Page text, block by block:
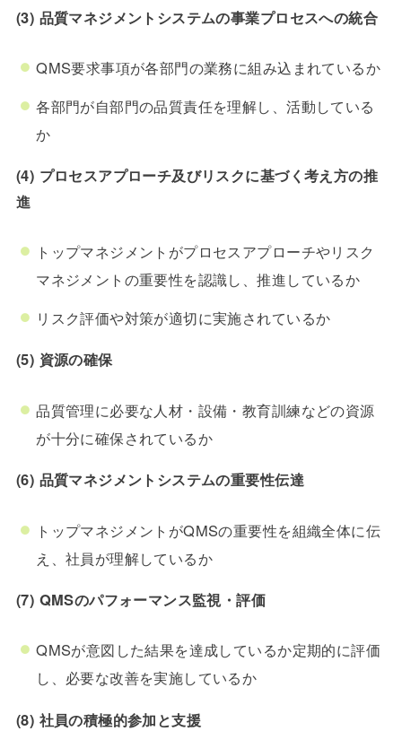
(3) 品質マネジメントシステムの事業プロセスへの統合
QMS要求事項が各部門の業務に組み込まれているか
各部門が自部門の品質責任を理解し、活動している
か
(4) プロセスアプローチ及びリスクに基づく考え方の推
進
トップマネジメントがプロセスアプローチやリスク
マネジメントの重要性を認識し、推進しているか
リスク評価や対策が適切に実施されているか
(5) 資源の確保
品質管理に必要な人材・設備・教育訓練などの資源
が十分に確保されているか
(6) 品質マネジメントシステムの重要性伝達
トップマネジメントがQMSの重要性を組織全体に伝
え、社員が理解しているか
(7) QMSのパフォーマンス監視・評価
QMSが意図した結果を達成しているか定期的に評価
し、必要な改善を実施しているか
(8) 社員の積極的参加と支援